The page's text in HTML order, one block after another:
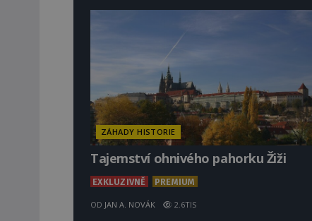
ZÁHADY HISTORIE
Tajemství ohnivého pahorku Žiži
EXKLUZIVNĚ PREMIUM
OD JAN A. NOVÁK 2.6TIS